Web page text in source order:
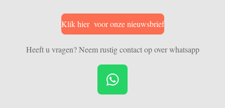
Klik hier voor onze nieuwsbrief
Heeft u vragen? Neem rustig contact op over whatsapp
W
h